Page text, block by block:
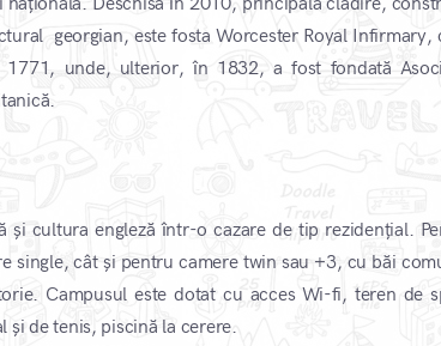
georgian, este fosta Worcester Royal Infirmary,
1771, unde, ulterior, în 1832, a fost fondată
cultura engleză într-o cazare de tip rezidențial.
single, cât și pentru camere twin sau +3, cu băi
Campusul este dotat cu acces Wi-fi, teren de
și de tenis, piscină la cerere.